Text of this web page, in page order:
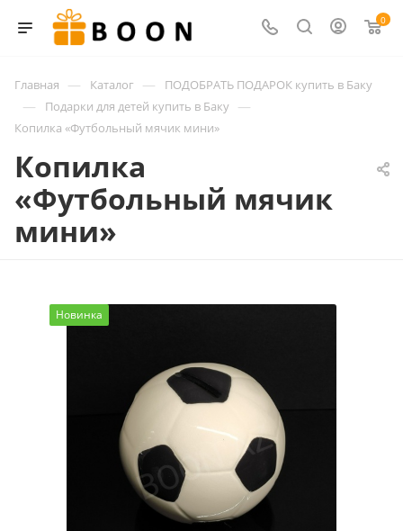
0
Главная — Каталог — ПОДОБРАТЬ ПОДАРОК купить в Баку
— Подарки для детей купить в Баку —
Копилка «Футбольный мячик мини»
Копилка
«Футбольный мячик
мини»
Новинка